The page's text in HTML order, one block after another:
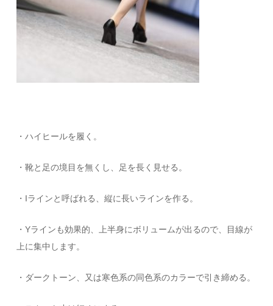
・ハイヒールを履く。
・靴と足の境目を無くし、足を長く見せる。
・Iラインと呼ばれる、縦に長いラインを作る。
・Yラインも効果的、上半身にボリュームが出るので、目線が
上に集中します。
・ダークトーン、又は寒色系の同色系のカラーで引き締める。